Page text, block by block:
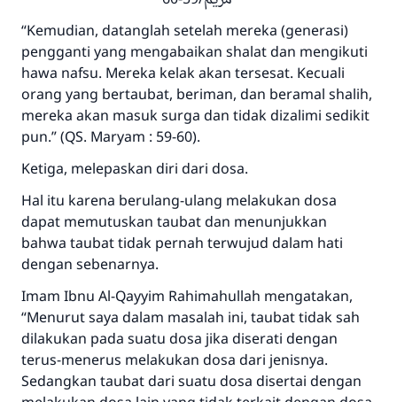
“Kemudian, datanglah setelah mereka (generasi)
pengganti yang mengabaikan shalat dan mengikuti
hawa nafsu. Mereka kelak akan tersesat. Kecuali
orang yang bertaubat, beriman, dan beramal shalih,
mereka akan masuk surga dan tidak dizalimi sedikit
pun.”(QS. Maryam : 59-60).
Ketiga, melepaskan diri dari dosa.
Hal itu karena berulang-ulang melakukan dosa
dapat memutuskan taubat dan menunjukkan
bahwa taubat tidak pernah terwujud dalam hati
dengan sebenarnya.
Imam Ibnu Al-Qayyim Rahimahullah mengatakan,
“Menurut saya dalam masalah ini, taubat tidak sah
dilakukan pada suatu dosa jika diserati dengan
terus-menerus melakukan dosa dari jenisnya.
Sedangkan taubat dari suatu dosa disertai dengan